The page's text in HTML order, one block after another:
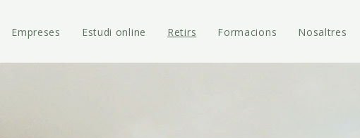
Empreses Estudi online Retirs Formacions Nosaltres